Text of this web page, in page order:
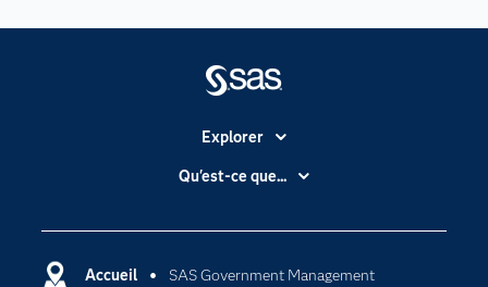
Accueil SAS Government Management
Explorer
Carrières
Certifications
Qu'est-ce que...
Intelligence artificielle